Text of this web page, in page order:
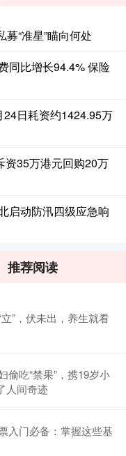
募“准星”瞄向何处
同比增长94.4% 保险
日耗资约1424.95万
资35万港元回购20万
启动防汛四级应急响
推荐阅读
”，伏未出，养生就看
偷吃“禁果”，携19岁小
人间奇迹
入门必备：掌握这些基